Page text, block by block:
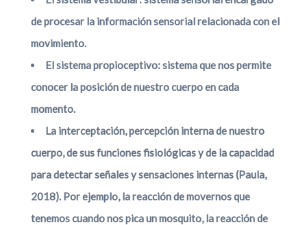
de procesar la información sensorial relacionada con el
movimiento.
El sistema propioceptivo: sistema que nos permite
conocer la posición de nuestro cuerpo en cada
momento.
La interceptación, percepción interna de nuestro
cuerpo, de sus funciones fisiológicas y de la capacidad
para detectar señales y sensaciones internas (Paula,
2018). Por ejemplo, la reacción de movernos que
tenemos cuando nos pica un mosquito, la reacción de